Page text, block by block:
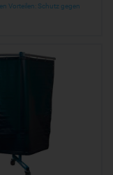
Vorteilen: Schutz gegen